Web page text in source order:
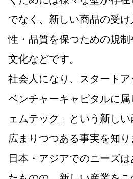
でなく、新しい商品の受
性・品質を保つための規制
文化などです。
社会人になり、スタート
ベンチャーキャピタルに
ェムテック」という新し
広まりつつある事実を知り
日本・アジアでのニーズ